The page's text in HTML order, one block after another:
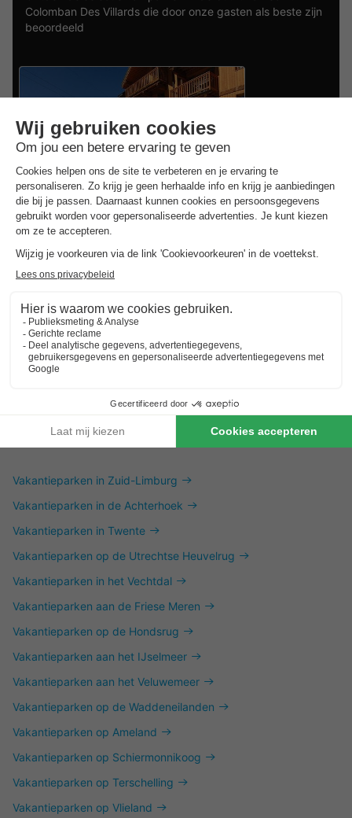
Colomban Des Villards die door onze gasten als beste zijn
beoordeeld
Résidence Odalys Le Hameau et les Chalets de la Vallée d'Or
Rhône-alpes,Valloire
Van 20 tot 27 mrt, 7 nachten,
Vanaf
Dit is ook interessant
Vakantieparken in Zuid-Limburg
Vakantieparken in de Achterhoek
Vakantieparken in Twente
Vakantieparken op de Utrechtse Heuvelrug
Vakantieparken in het Vechtdal
Vakantieparken aan de Friese Meren
Vakantieparken op de Hondsrug
Vakantieparken aan het IJselmeer
Vakantieparken aan het Veluwemeer
Vakantieparken op de Waddeneilanden
Vakantieparken op Ameland
Vakantieparken op Schiermonnikoog
Vakantieparken op Terschelling
Vakantieparken op Vlieland